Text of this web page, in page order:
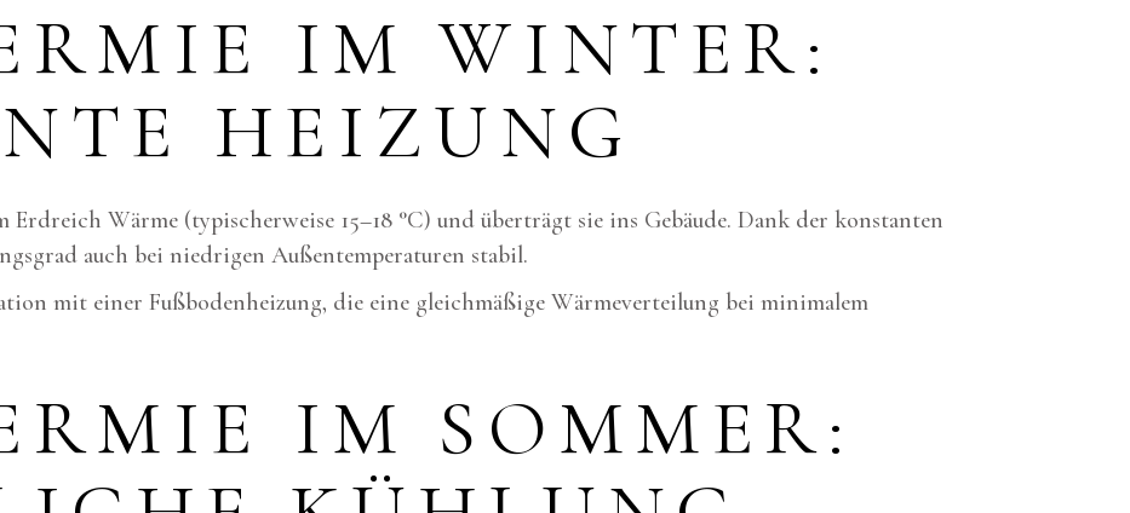
IM WINTER:
HEIZUNG
Wärme (typischerweise 15–18 °C) und überträgt sie ins Gebäude. Dank der konstanten
auch bei niedrigen Außentemperaturen stabil.
mit einer Fußbodenheizung, die eine gleichmäßige Wärmeverteilung bei minimalem
IM SOMMER: